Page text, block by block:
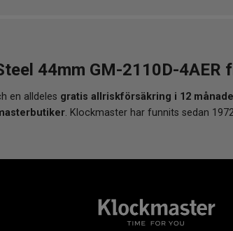
44mm GM-2110D-
en alldeles gratis allriskförsäkring i 12
. Klockmaster har funnits sedan